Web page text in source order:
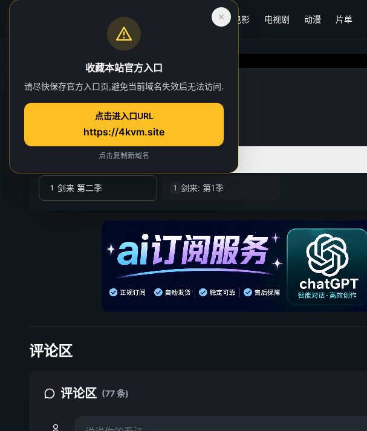
首页 电影 电视剧 动漫 片单
剑来 第二季
第 24 集
共 2 季
1 剑来 第二季 1 剑来: 第1季
评论区
评论区 (77 条)
收藏本站官方入口
请尽快保存官方入口页,避免当前域名失效后无法访问.
点击进入口URL
https://4kvm.site
点击复制新域名